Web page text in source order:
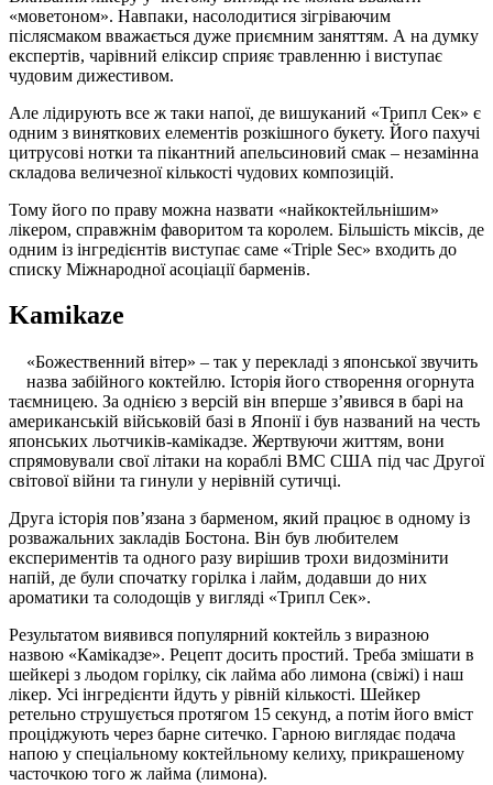
«моветоном». Навпаки, насолодитися зігріваючим
післясмаком вважається дуже приємним заняттям. А на думку
експертів, чарівний еліксир сприяє травленню і виступає
чудовим дижестивом.
Але лідирують все ж таки напої, де вишуканий «Трипл Сек» є
одним з виняткових елементів розкішного букету. Його пахучі
цитрусові нотки та пікантний апельсиновий смак – незамінна
складова величезної кількості чудових композицій.
Тому його по праву можна назвати «найкоктейльнішим»
лікером, справжнім фаворитом та королем. Більшість міксів, де
одним із інгредієнтів виступає саме «Triple Sec» входить до
списку Міжнародної асоціації барменів.
Kamikaze
«Божественний вітер» – так у перекладі з японської звучить
назва забійного коктейлю. Історія його створення огорнута
таємницею. За однією з версій він вперше з’явився в барі на
американській військовій базі в Японії і був названий на честь
японських льотчиків-камікадзе. Жертвуючи життям, вони
спрямовували свої літаки на кораблі ВМС США під час Другої
світової війни та гинули у нерівній сутичці.
Друга історія пов’язана з барменом, який працює в одному із
розважальних закладів Бостона. Він був любителем
експериментів та одного разу вирішив трохи видозмінити
напій, де були спочатку горілка і лайм, додавши до них
ароматики та солодощів у вигляді «Трипл Сек».
Результатом виявився популярний коктейль з виразною
назвою «Камікадзе». Рецепт досить простий. Треба змішати в
шейкері з льодом горілку, сік лайма або лимона (свіжі) і наш
лікер. Усі інгредієнти йдуть у рівній кількості. Шейкер
ретельно струшується протягом 15 секунд, а потім його вміст
проціджують через барне ситечко. Гарною виглядає подача
напою у спеціальному коктейльному келиху, прикрашеному
часточкою того ж лайма (лимона).